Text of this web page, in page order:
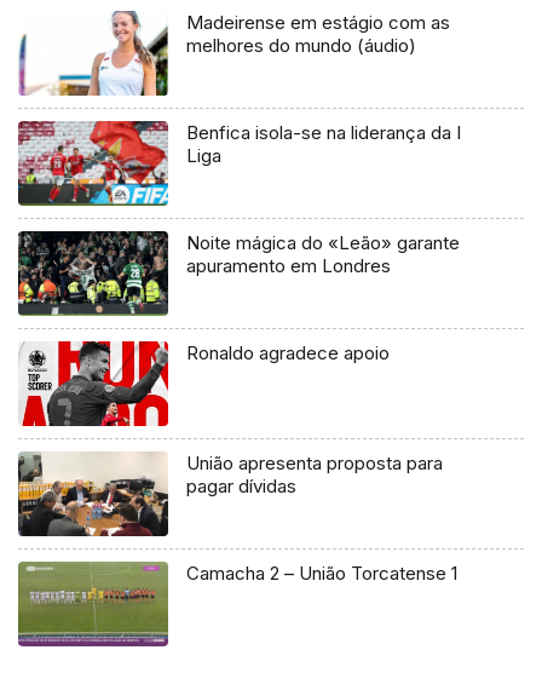
Madeirense em estágio com as
melhores do mundo (áudio)
Benfica isola-se na liderança da I
Liga
Noite mágica do «Leão» garante
apuramento em Londres
Ronaldo agradece apoio
União apresenta proposta para
pagar dívidas
Camacha 2 – União Torcatense 1